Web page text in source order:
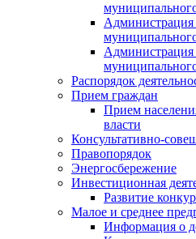
Распорядок
Прием граждан
Прием
власти
Консультативно-
Правопорядок
Энергосбережение
Инвестиционная
Развитие
Малое и среднее
Информация о